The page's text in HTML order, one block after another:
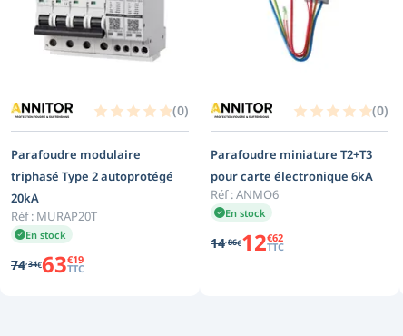
(0)
Parafoudre modulaire
triphasé Type 2 autoprotégé
20kA
Réf : MURAP20T
En stock
74 34€63€19
TTC
(0)
Parafoudre miniature T2+T3
pour carte électronique 6kA
Réf :ANMO6
En stock
14 86€12€62
TTC